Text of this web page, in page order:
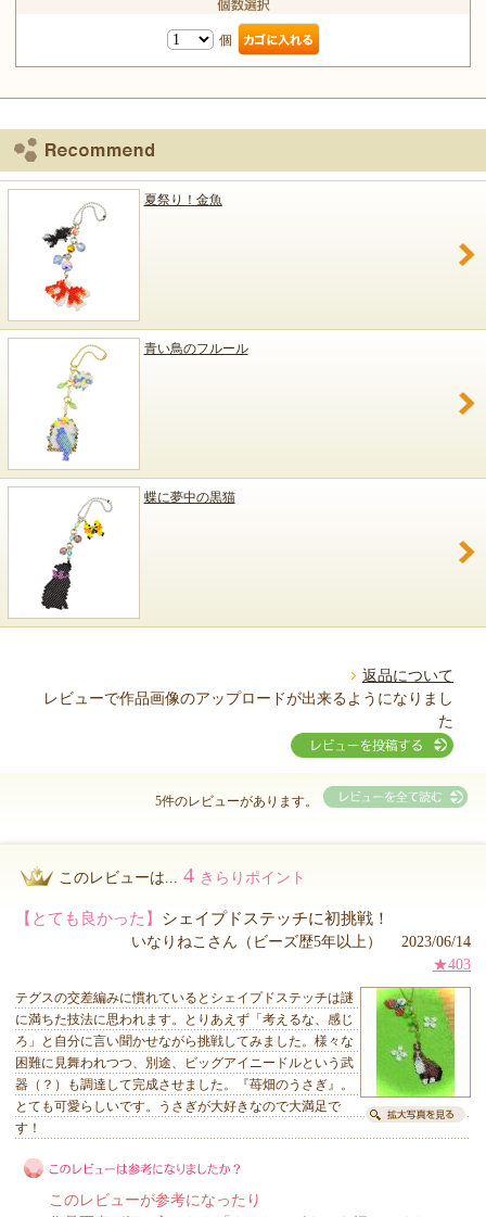
個
夏祭り！金魚
青い鳥のフルール
蝶に夢中の黒猫
返品について
レビューで作品画像のアップロードが出来るようになりまし
た
5件のレビューがあります。
このレビューは... 4 きらりポイント
【とても良かった】 シェイプドステッチに初挑戦！
いなりねこさん（ビーズ歴5年以上） 2023/06/14
★403
テグスの交差編みに慣れているとシェイプドステッチは謎
に満ちた技法に思われます。とりあえず「考えるな、感じ
ろ」と自分に言い聞かせながら挑戦してみました。様々な
困難に見舞われつつ、別途、ビッグアイニードルという武
器（？）も調達して完成させました。『苺畑のうさぎ』。
とても可愛らしいです。うさぎが大好きなので大満足で
す！
このレビューが参考になったり